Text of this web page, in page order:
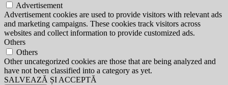
Advertisement
Advertisement cookies are used to provide visitors with relevant ads
and marketing campaigns. These cookies track visitors across
websites and collect information to provide customized ads.
Others
Others
Other uncategorized cookies are those that are being analyzed and
have not been classified into a category as yet.
SALVEAZĂ ȘI ACCEPTĂ